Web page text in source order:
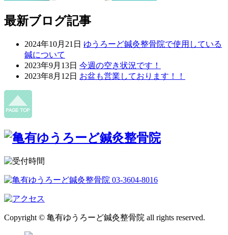
最新ブログ記事
2024年10月21日 ゆうろーど鍼灸整骨院で使用している
鍼について
2023年9月13日 今週の空き状況です！
2023年8月12日 お盆も営業しております！！
Copyright © 亀有ゆうろーど鍼灸整骨院 all rights reserved.